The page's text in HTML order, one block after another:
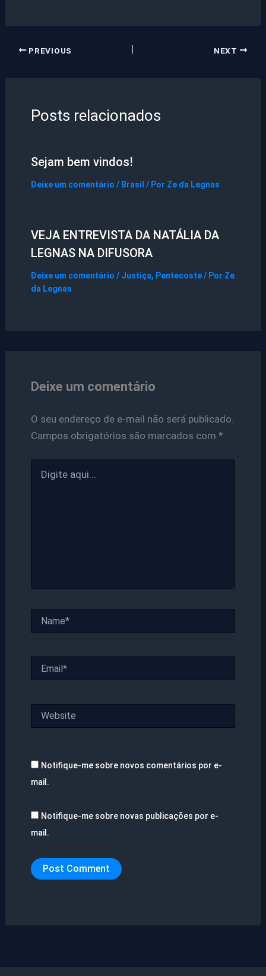
PREVIOUS NEXT
Posts relacionados
Sejam bem vindos!
Deixe um comentário / Brasil / Por Ze da Legnas
VEJA ENTREVISTA DA NATÁLIA DA
LEGNAS NA DIFUSORA
Deixe um comentário / Justiça, Pentecoste/ Por Ze
da Legnas
Deixe um comentário
O seu endereço de e-mail não será publicado.
Campos obrigatórios são marcados com *
aqui...
Notifique-me sobre novos comentários por e-
mail.
Notifique-me sobre novas publicações por e-
mail.